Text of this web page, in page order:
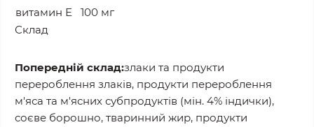
витамин Е
100 мг
Склад
Попередній склад:злаки та продукти
перероблення злаків, продукти перероблення
м'яса та м'ясних субпродуктів (мін. 4% індички),
соєве борошно, тваринний жир, продукти